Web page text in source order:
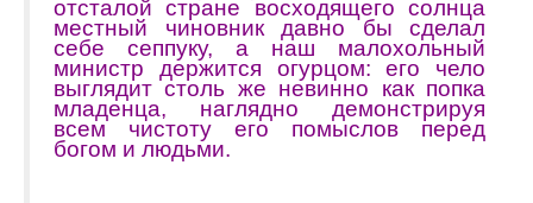
отсталой стране восходящего солнца
местный чиновник давно бы сделал
себе сеппуку, а наш малохольный
министр держится огурцом: его чело
выглядит столь же невинно как попка
младенца, наглядно демонстрируя
всем чистоту его помыслов перед
богом и людьми.